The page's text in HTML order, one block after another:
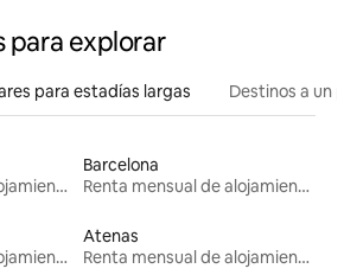
para explorar
para estadías largas Destinos a un
Renta mensual de alojamientos
Barcelona
Renta mensual de alojamientos
Renta mensual de alojamientos
Atenas
Renta mensual de alojamientos